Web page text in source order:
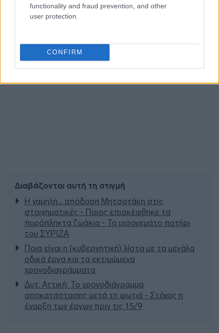
functionality and fraud prevention, and other
user protection.
CONFIRM
Διαβάζονται αυτή τη στιγμή
Η χαμηλή… απόδοση Μητσοτάκη στις
στοιχηματικές - Ποιος επισκέφθηκε τα
πυρόπληκτα ζωάκια - Το μισογεμάτο ποτήρι
του ΣΥΡΙΖΑ
Ποια είναι η (κυβερνητική) λίστα με τα μεγάλα
οδικά έργα και τα εκτιμώμενα
χρονοδιαγράμματα
Δυτ. Αττική: Το χρονοδιάγραμμα
αποκατάστασης μετά τη φωτιά - Στόχος η
έναρξη των έργων πριν τις 15/9